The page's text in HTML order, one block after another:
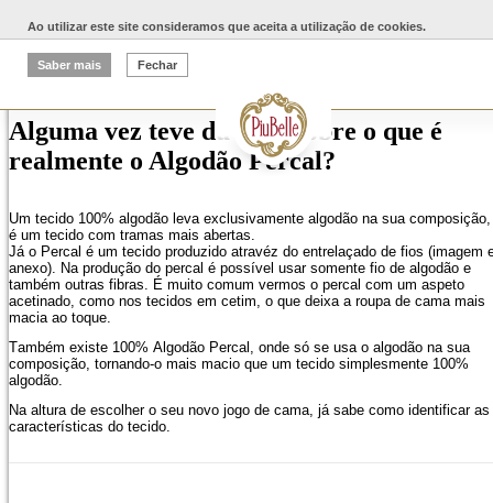
Ao utilizar este site consideramos que aceita a utilização de cookies.
Saber mais Fechar
2017-02-03
Alguma vez teve dúvidas sobre o que é
realmente o Algodão Percal?
Um tecido 100% algodão leva exclusivamente algodão na sua
é um tecido com tramas mais abertas.
Já o Percal é um tecido produzido atravéz do entrelaçado de fios (imagem
anexo). Na produção do percal é possível usar somente fio de algodão e
também outras fibras. É muito comum vermos o percal com um aspeto
acetinado, como nos tecidos em cetim, o que deixa a roupa de cama mais
macia ao toque.
Também existe 100% Algodão Percal, onde só se usa o algodão na sua
composição, tornando-o mais macio que um tecido simplesmente 100%
algodão.
Na altura de escolher o seu novo jogo de cama, já sabe como identificar as
características do tecido.